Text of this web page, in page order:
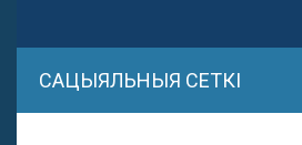
САЦЫЯЛЬНЫЯ СЕТКІ